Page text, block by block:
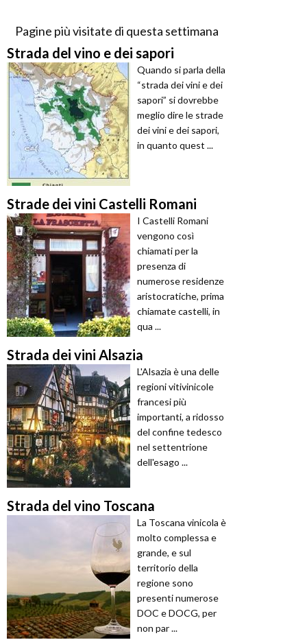
Pagine più visitate di questa settimana
Strada del vino e dei sapori
Quando si parla della
“strada dei vini e dei
sapori” si dovrebbe
meglio dire le strade
dei vini e dei sapori,
in quanto quest ...
Strade dei vini Castelli Romani
I Castelli Romani
vengono così
chiamati per la
presenza di
numerose residenze
aristocratiche, prima
chiamate castelli, in
qua ...
Strada dei vini Alsazia
L'Alsazia è una delle
regioni vitivinicole
francesi più
importanti, a ridosso
del confine tedesco
nel settentrione
dell'esago ...
Strada del vino Toscana
La Toscana vinicola è
molto complessa e
grande, e sul
territorio della
regione sono
presenti numerose
DOC e DOCG, per
non par ...